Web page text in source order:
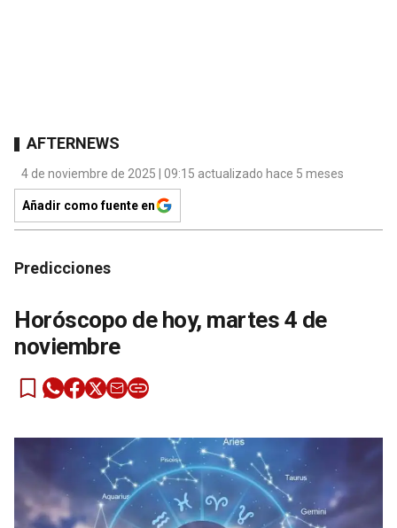
AFTERNEWS
4 de noviembre de 2025 | 09:15 actualizado hace 5 meses
Añadir como fuente en
Predicciones
Horóscopo de hoy, martes 4 de
noviembre